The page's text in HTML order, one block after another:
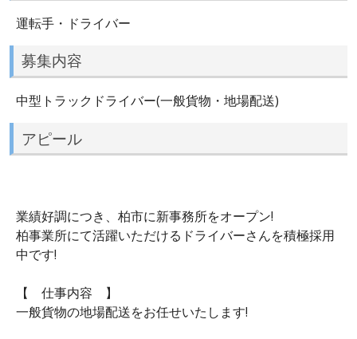
運転手・ドライバー
募集内容
中型トラックドライバー(一般貨物・地場配送)
アピール
業績好調につき、柏市に新事務所をオープン!
柏事業所にて活躍いただけるドライバーさんを積極採用
中です!
【 仕事内容 】
一般貨物の地場配送をお任せいたします!